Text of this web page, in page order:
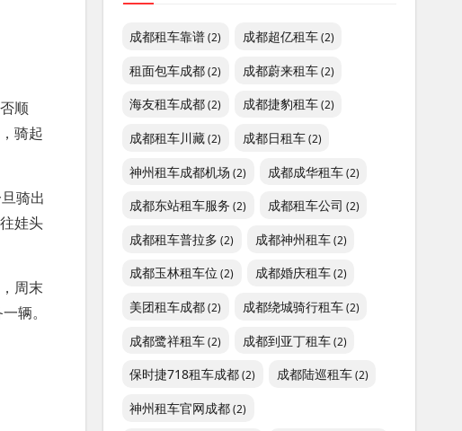
顺
骑起
骑出
娃头
周末
辆。
成都租车靠谱(2) 成都超亿租车(2)
租面包车成都(2) 成都蔚来租车(2)
海友租车成都(2) 成都捷豹租车(2)
成都租车川藏(2) 成都日租车(2)
神州租车成都机场 (2) 成都成华租车(2)
成都东站租车服务 (2) 成都租车公司 (2)
成都租车普拉多 (2) 成都神州租车(2)
成都玉林租车位 (2) 成都婚庆租车(2)
美团租车成都(2) 成都绕城骑行租车(2)
成都鹭祥租车(2) 成都到亚丁租车(2)
保时捷718租车成都(2) 成都陆巡租车(2)
神州租车官网成都(2)